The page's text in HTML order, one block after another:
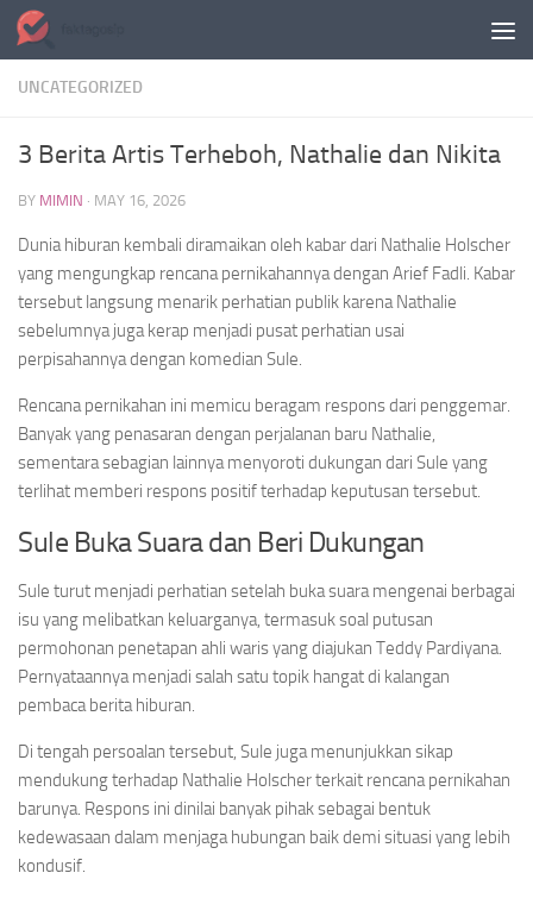
Skip to content
UNCATEGORIZED
3 Berita Artis Terheboh, Nathalie dan Nikita
BY MIMIN · MAY 16, 2026
Dunia hiburan kembali diramaikan oleh kabar dari Nathalie Holscher
yang mengungkap rencana pernikahannya dengan Arief Fadli. Kabar
tersebut langsung menarik perhatian publik karena Nathalie
sebelumnya juga kerap menjadi pusat perhatian usai
perpisahannya dengan komedian Sule.
Rencana pernikahan ini memicu beragam respons dari penggemar.
Banyak yang penasaran dengan perjalanan baru Nathalie,
sementara sebagian lainnya menyoroti dukungan dari Sule yang
terlihat memberi respons positif terhadap keputusan tersebut.
Sule Buka Suara dan Beri Dukungan
Sule turut menjadi perhatian setelah buka suara mengenai berbagai
isu yang melibatkan keluarganya, termasuk soal putusan
permohonan penetapan ahli waris yang diajukan Teddy Pardiyana.
Pernyataannya menjadi salah satu topik hangat di kalangan
pembaca berita hiburan.
Di tengah persoalan tersebut, Sule juga menunjukkan sikap
mendukung terhadap Nathalie Holscher terkait rencana pernikahan
barunya. Respons ini dinilai banyak pihak sebagai bentuk
kedewasaan dalam menjaga hubungan baik demi situasi yang lebih
kondusif.